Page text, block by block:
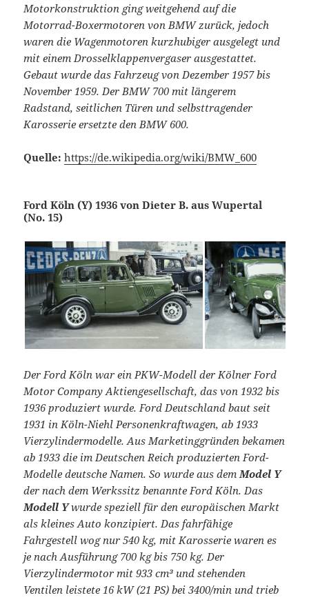
Motorkonstruktion ging weitgehend auf die
Motorrad-Boxermotoren von BMW zurück, jedoch
waren die Wagenmotoren kurzhubiger ausgelegt und
mit einem Drosselklappenvergaser ausgestattet.
Gebaut wurde das Fahrzeug von Dezember 1957 bis
November 1959. Der BMW 700 mit längerem
Radstand, seitlichen Türen und selbsttragender
Karosserie ersetzte den BMW 600.
Quelle: https://de.wikipedia.org/wiki/BMW_600
Ford Köln (Y) 1936 von Dieter B. aus Wupertal
(No. 15)
Der Ford Köln war ein PKW-Modell der Kölner Ford
Motor Company Aktiengesellschaft, das von 1932 bis
1936 produziert wurde. Ford Deutschland baut seit
1931 in Köln-Niehl Personenkraftwagen, ab 1933
Vierzylindermodelle. Aus Marketinggründen bekamen
ab 1933 die im Deutschen Reich produzierten Ford-
Modelle deutsche Namen. So wurde aus demModel Y
der nach dem Werkssitz benannte Ford Köln. Das
Modell Ywurde speziell für den europäischen Markt
als kleines Auto konzipiert. Das fahrfähige
Fahrgestell wog nur 540 kg, mit Karosserie waren es
je nach Ausführung 700 kg bis 750 kg. Der
Vierzylindermotor mit 933 cm³ und stehenden
Ventilen leistete 16 kW (21 PS) bei 3400/min und trieb